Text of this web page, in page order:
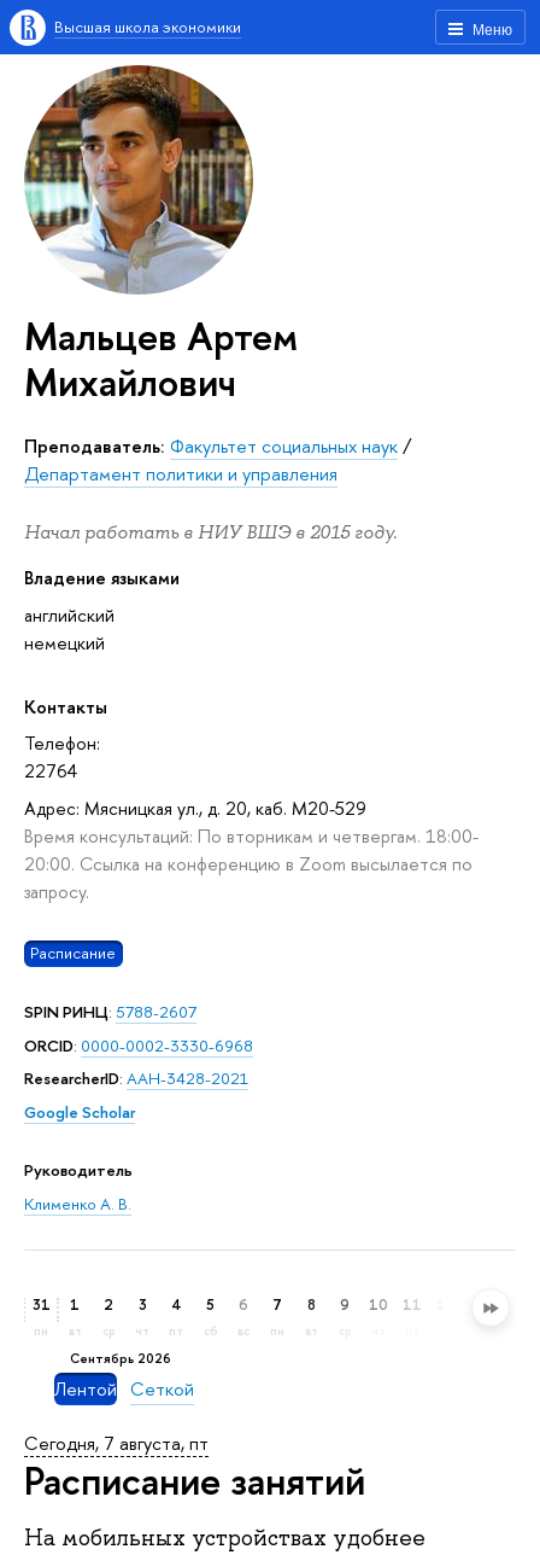
Меню
Высшая школа экономики
Мальцев Артем
Михайлович
Преподаватель: Факультет социальных наук/
Департамент политики и управления
Начал работать в НИУ ВШЭ в 2015 году.
Владение языками
английский
немецкий
Контакты
Телефон:
22764
Адрес: Мясницкая ул., д. 20, каб. М20-529
Время консультаций: По вторникам и четвергам. 18:00-
20:00. Ссылка на конференцию в Zoom высылается по
запросу.
Расписание
SPIN РИНЦ: 5788-2607
ORCID: 0000-0002-3330-6968
ResearcherID: AAH-3428-2021
Google Scholar
Руководитель
Клименко А. В.
31
пн
сентябрь 2026
1
вт
2
ср
3
чт
4
пт
5
сб
6
вс
7
пн
8
вт
9 10 11 13
Лентой Сеткой
Сегодня, 7 августа, пт
Расписание занятий
На мобильных устройствах удобнее